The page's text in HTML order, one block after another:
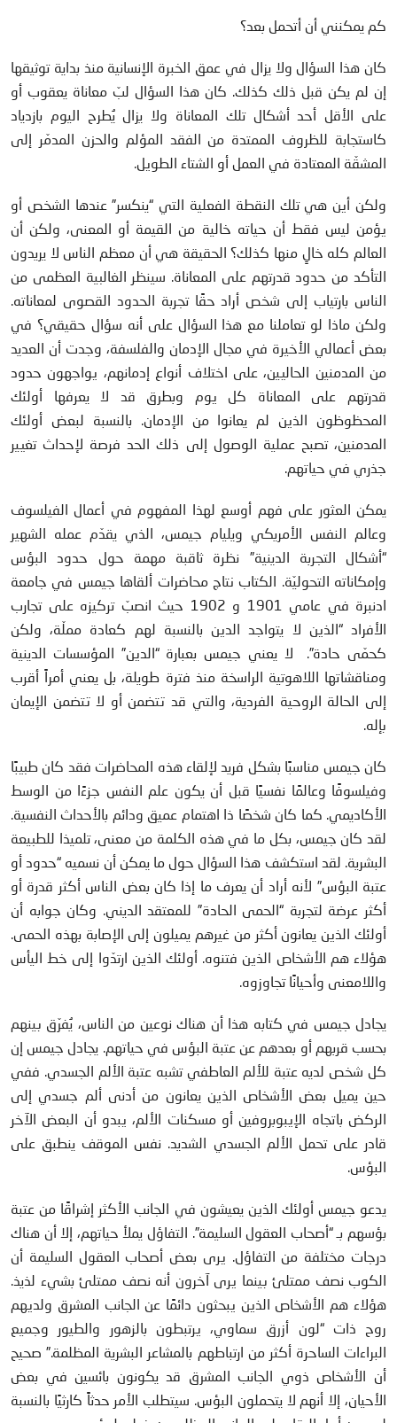
كم يمكنني أن أتحمل بعد؟
كان هذا السؤال ولا يزال في عمق الخبرة الإنسانية منذ بداية توثيقها
إن لم يكن قبل ذلك كذلك. كان هذا السؤال لبّ معاناة يعقوب أو
على الأقل أحد أشكال تلك المعاناة ولا يزال يُطرح اليوم بازدياد
كاستجابة للظروف الممتدة من الفقد المؤلم والحزن المدمّر إلى
المشقّة المعتادة في العمل أو الشتاء الطويل.
ولكن أين هي تلك النقطة الفعلية التي “ينكسر” عندها الشخص أو
يؤمن ليس فقط أن حياته خالية من القيمة أو المعنى، ولكن أن
العالم كله خالٍ منها كذلك؟ الحقيقة هي أن معظم الناس لا يريدون
التأكد من حدود قدرتهم على المعاناة. سينظر الغالبية العظمى من
الناس بارتياب إلى شخص أراد حقًا تجربة الحدود القصوى لمعاناته.
ولكن ماذا لو تعاملنا مع هذا السؤال على أنه سؤال حقيقي؟ في
بعض أعمالي الأخيرة في مجال الإدمان والفلسفة، وجدت أن العديد
من المدمنين الحاليين، على اختلاف أنواع إدمانهم، يواجهون حدود
قدرتهم على المعاناة كل يوم وبطرق قد لا يعرفها أولئك
المحظوظون الذين لم يعانوا من الإدمان. بالنسبة لبعض أولئك
المدمنين، تصبح عملية الوصول إلى ذلك الحد فرصة لإحداث تغيير
جذري في حياتهم.
يمكن العثور على فهم أوسع لهذا المفهوم في أعمال الفيلسوف
وعالم النفس الأمريكي ويليام جيمس، الذي يقدّم عمله الشهير
“أشكال التجربة الدينية” نظرة ثاقبة مهمة حول حدود البؤس
وإمكاناته التحوليّة. الكتاب نتاج محاضرات ألقاها جيمس في جامعة
ادنبرة في عامي 1901 و 1902 حيث انصبّ تركيزه على تجارب
الأفراد “الذين لا يتواجد الدين بالنسبة لهم كعادة مملّة، ولكن
كحمّى حادة”. لا يعني جيمس بعبارة “الدين” المؤسسات الدينية
ومناقشاتها اللاهوتية الراسخة منذ فترة طويلة، بل يعني أمراً أقرب
إلى الحالة الروحية الفردية، والتي قد تتضمن أو لا تتضمن الإيمان
بإله.
كان جيمس مناسبًا بشكل فريد لإلقاء هذه المحاضرات فقد كان طبيبًا
وفيلسوفًا وعالمًا نفسيًا قبل أن يكون علم النفس جزءًا من الوسط
الأكاديمي. كما كان شخصًا ذا اهتمام عميق ودائم بالأحداث النفسية.
لقد كان جيمس، بكل ما في هذه الكلمة من معنى، تلميذا للطبيعة
البشرية. لقد استكشف هذا السؤال حول ما يمكن أن نسميه “حدود أو
عتبة البؤس” لأنه أراد أن يعرف ما إذا كان بعض الناس أكثر قدرة أو
أكثر عرضة لتجربة “الحمى الحادة” للمعتقد الديني. وكان جوابه أن
أولئك الذين يعانون أكثر من غيرهم يميلون إلى الإصابة بهذه الحمى.
هؤلاء هم الأشخاص الذين فتنوه. أولئك الذين ارتدّوا إلى خط اليأس
واللامعنى وأحيانًا تجاوزوه.
يجادل جيمس في كتابه هذا أن هناك نوعين من الناس، يُفرّق بينهم
بحسب قربهم أو بعدهم عن عتبة البؤس في حياتهم. يجادل جيمس إن
كل شخص لديه عتبة للألم العاطفي تشبه عتبة الألم الجسدي. ففي
حين يميل بعض الأشخاص الذين يعانون من أدنى ألم جسدي إلى
الركض باتجاه الإيبوبروفين أو مسكنات الألم، يبدو أن البعض الآخر
قادر على تحمل الألم الجسدي الشديد. نفس الموقف ينطبق على
البؤس.
يدعو جيمس أولئك الذين يعيشون في الجانب الأكثر إشراقًا من عتبة
بؤسهم بـ “أصحاب العقول السليمة”. التفاؤل يملأ حياتهم، إلا أن هناك
درجات مختلفة من التفاؤل. يرى بعض أصحاب العقول السليمة أن
الكوب نصف ممتلئ بينما يرى آخرون أنه نصف ممتلئ بشيء لذيذ.
هؤلاء هم الأشخاص الذين يبحثون دائمًا عن الجانب المشرق ولديهم
روح ذات “لون أزرق سماوي، يرتبطون بالزهور والطيور وجميع
البراءات الساحرة أكثر من ارتباطهم بالمشاعر البشرية المظلمة.” صحيح
أن الأشخاص ذوي الجانب المشرق قد يكونون بائسين في بعض
الأحيان، إلا أنهم لا يتحملون البؤس. سيتطلب الأمر حدثاً كارثيًا بالنسبة